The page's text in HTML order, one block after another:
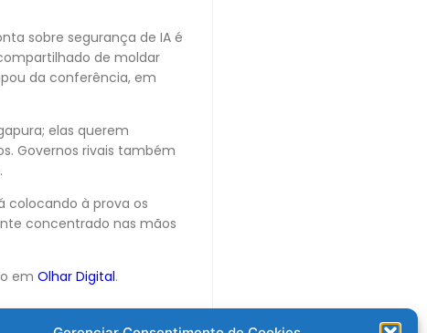
sobre segurança de IA é
de moldar
da conferência, em
elas querem
Governos rivais também
colocando à prova os
concentrado nas mãos
em Olhar Digital.